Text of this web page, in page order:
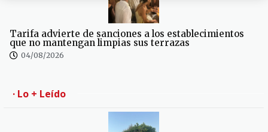
Tarifa advierte de sanciones a los establecimientos
que no mantengan limpias sus terrazas
04/08/2026
· Lo + Leído